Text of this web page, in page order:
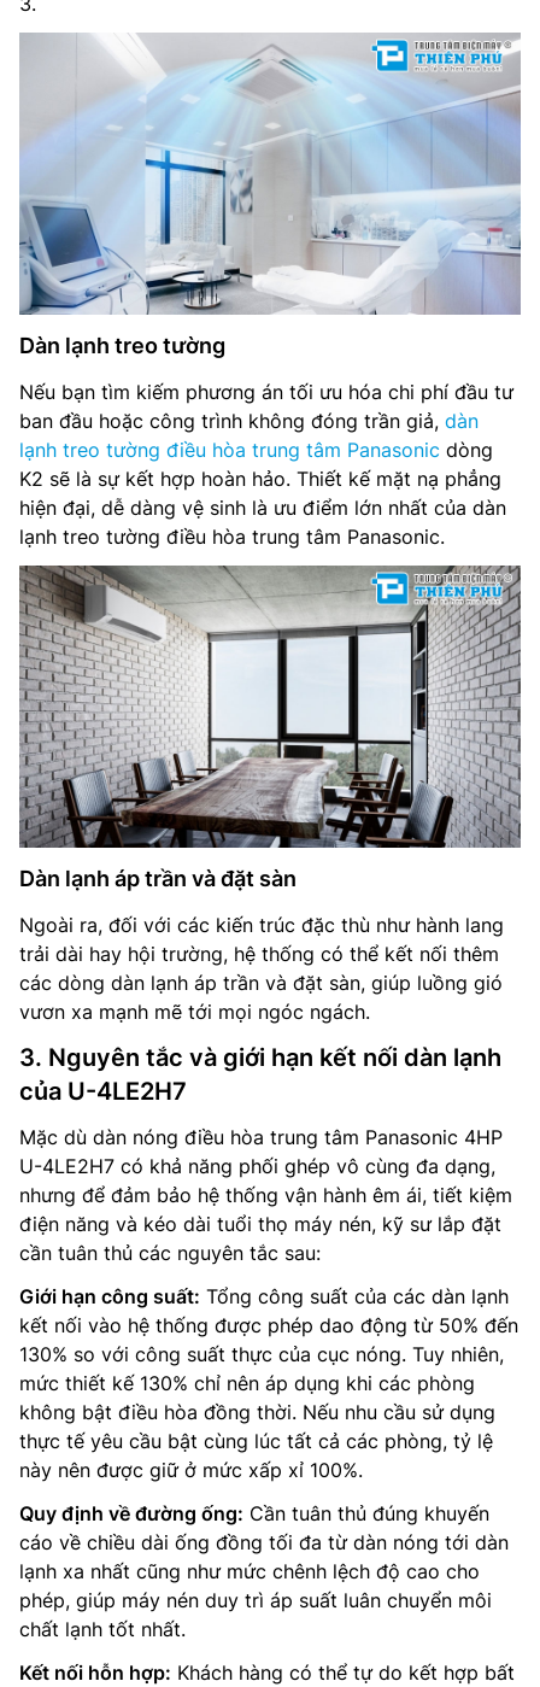
Dàn lạnh treo tường
Nếu bạn tìm kiếm phương án tối ưu hóa chi phí đầu tư
ban đầu hoặc công trình không đóng trần giả, dàn
lạnh treo tường điều hòa trung tâm Panasonic dòng
K2 sẽ là sự kết hợp hoàn hảo. Thiết kế mặt nạ phẳng
hiện đại, dễ dàng vệ sinh là ưu điểm lớn nhất của dàn
lạnh treo tường điều hòa trung tâm Panasonic.
Dàn lạnh áp trần và đặt sàn
Ngoài ra, đối với các kiến trúc đặc thù như hành lang
trải dài hay hội trường, hệ thống có thể kết nối thêm
các dòng dàn lạnh áp trần và đặt sàn, giúp luồng gió
vươn xa mạnh mẽ tới mọi ngóc ngách.
3. Nguyên tắc và giới hạn kết nối dàn lạnh
của U-4LE2H7
Mặc dù dàn nóng điều hòa trung tâm Panasonic 4HP
U-4LE2H7 có khả năng phối ghép vô cùng đa dạng,
nhưng để đảm bảo hệ thống vận hành êm ái, tiết kiệm
điện năng và kéo dài tuổi thọ máy nén, kỹ sư lắp đặt
cần tuân thủ các nguyên tắc sau:
Giới hạn công suất: Tổng công suất của các dàn lạnh
kết nối vào hệ thống được phép dao động từ 50% đến
130% so với công suất thực của cục nóng. Tuy nhiên,
mức thiết kế 130% chỉ nên áp dụng khi các phòng
không bật điều hòa đồng thời. Nếu nhu cầu sử dụng
thực tế yêu cầu bật cùng lúc tất cả các phòng, tỷ lệ
này nên được giữ ở mức xấp xỉ 100%.
Quy định về đường ống: Cần tuân thủ đúng khuyến
cáo về chiều dài ống đồng tối đa từ dàn nóng tới dàn
lạnh xa nhất cũng như mức chênh lệch độ cao cho
phép, giúp máy nén duy trì áp suất luân chuyển môi
chất lạnh tốt nhất.
Kết nối hỗn hợp: Khách hàng có thể tự do kết hợp bất